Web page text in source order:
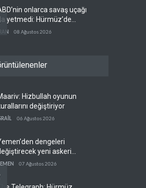
onlarca savaş uçağı
yetmedi: Hürmüz’de
gemi vuruldu
İRAN 08 Ağustos 2026
projesi' uyarısı
İran'a karşı Kürt
neden çöktü?
Hizbullah oyunun
değiştiriyor
06 Ağustos 2026
dengeleri
yeni askeri
07 Ağustos 2026